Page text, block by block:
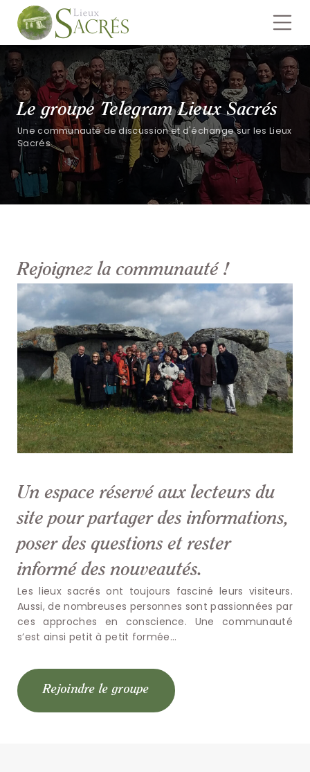
Le groupe Telegram Lieux Sacrés
Une communauté de discussion et d'échange sur les Lieux
Sacrés
Rejoignez la communauté !
Un espace réservé aux lecteurs du
site pour partager des informations,
poser des questions et rester
informé des nouveautés.
Les lieux sacrés ont toujours fasciné leurs visiteurs.
Aussi, de nombreuses personnes sont passionnées par
ces approches en conscience. Une communauté
s’est ainsi petit à petit formée…
Rejoindre le groupe